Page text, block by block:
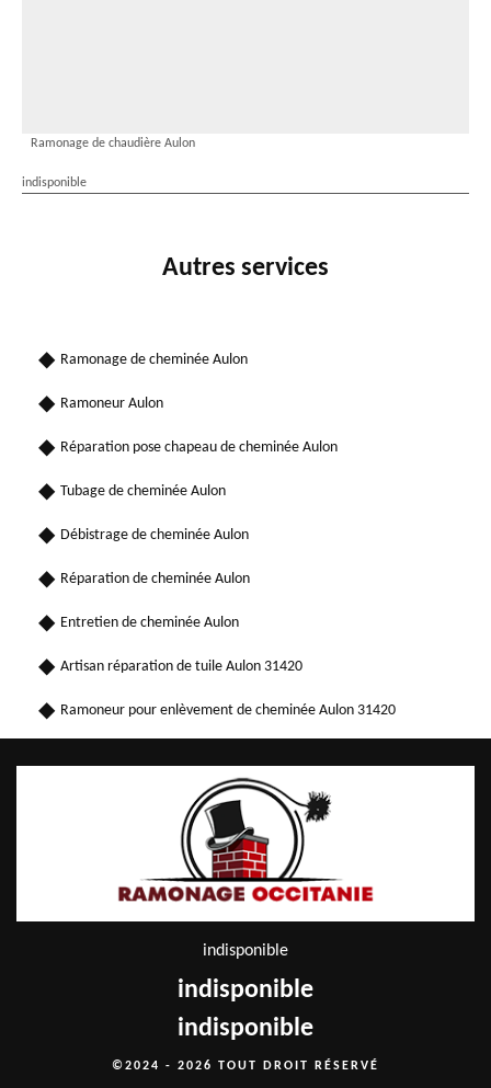
Ramonage de chaudière Aulon
indisponible
Autres services
Ramonage de cheminée Aulon
Ramoneur Aulon
Réparation pose chapeau de cheminée Aulon
Tubage de cheminée Aulon
Débistrage de cheminée Aulon
Réparation de cheminée Aulon
Entretien de cheminée Aulon
Artisan réparation de tuile Aulon 31420
Ramoneur pour enlèvement de cheminée Aulon 31420
indisponible
indisponible
indisponible
©2024 - 2026 TOUT DROIT RÉSERVÉ